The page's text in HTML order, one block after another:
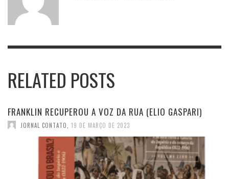
RELATED POSTS
FRANKLIN RECUPEROU A VOZ DA RUA (ELIO GASPARI)
JORNAL CONTATO 19 DE MARÇO DE 2023